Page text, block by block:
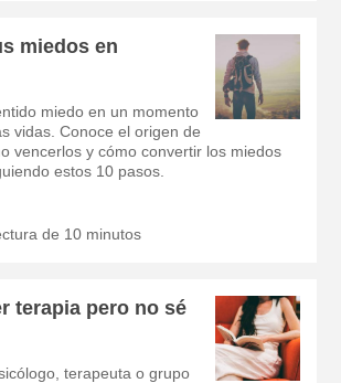
miedos en
miedo en un momento
vidas. Conoce el origen de
vencerlos y cómo convertir los miedos
estos 10 pasos.
de 10 minutos
terapia pero no sé
terapeuta o grupo